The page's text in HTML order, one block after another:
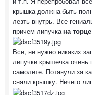
крышка должна быть
лезть внутрь. Все
причем липучка на
Все, не нужно никаких
липучки крышечка очень
самолете. Потянули за
сняли крышку. Ничего